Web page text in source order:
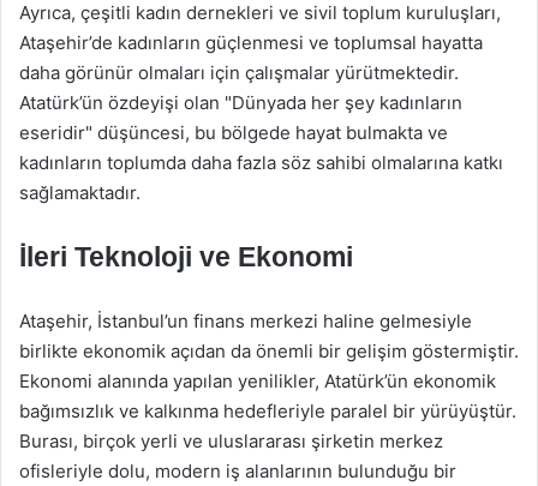
Ayrıca, çeşitli kadın dernekleri ve sivil toplum kuruluşları,
Ataşehir’de kadınların güçlenmesi ve toplumsal hayatta
daha görünür olmaları için çalışmalar yürütmektedir.
Atatürk’ün özdeyişi olan "Dünyada her şey kadınların
eseridir" düşüncesi, bu bölgede hayat bulmakta ve
kadınların toplumda daha fazla söz sahibi olmalarına katkı
sağlamaktadır.
İleri Teknoloji ve Ekonomi
Ataşehir, İstanbul’un finans merkezi haline gelmesiyle
birlikte ekonomik açıdan da önemli bir gelişim göstermiştir.
Ekonomi alanında yapılan yenilikler, Atatürk’ün ekonomik
bağımsızlık ve kalkınma hedefleriyle paralel bir yürüyüştür.
Burası, birçok yerli ve uluslararası şirketin merkez
ofisleriyle dolu, modern iş alanlarının bulunduğu bir